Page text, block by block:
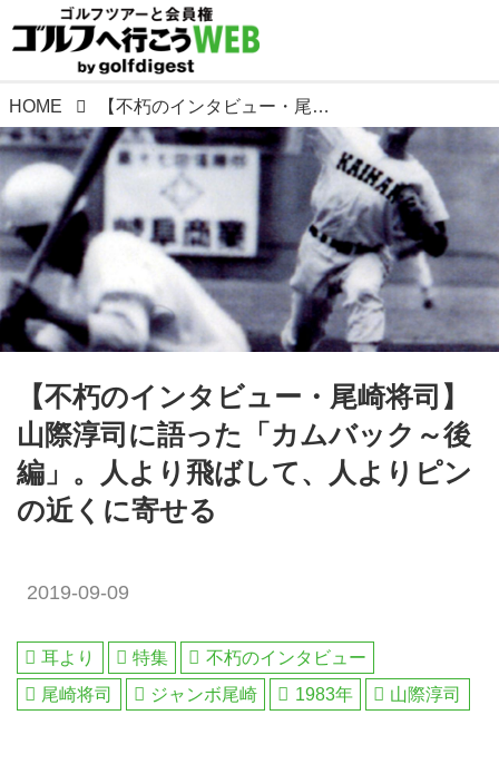
HOME 【不朽のインタビュー・尾崎将司】山際淳司に語った「カムバック～後編」。人より飛ばして、人よりピンの近くに寄せる
【不朽のインタビュー・尾崎将司】
山際淳司に語った「カムバック～後
編」。人より飛ばして、人よりピン
の近くに寄せる
2019-09-09
耳より 特集
不朽のインタビュー
尾崎将司
ジャンボ尾崎 1983年 山際淳司